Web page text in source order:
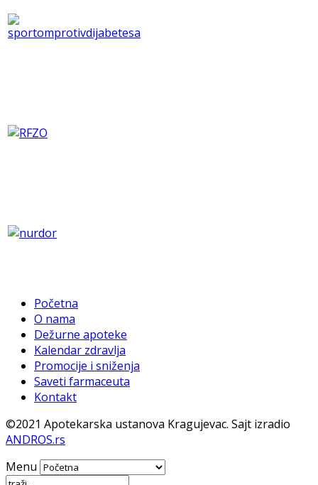
Početna
O nama
Dežurne apoteke
Kalendar zdravlja
Promocije i sniženja
Saveti farmaceuta
Kontakt
©2021 Apotekarska ustanova Kragujevac. Sajt izradio
ANDROS.rs
Menu